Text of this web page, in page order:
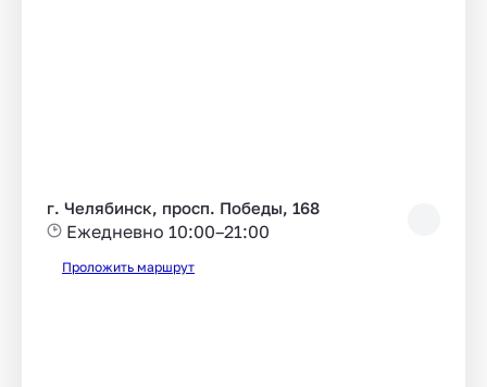
г. Челябинск, просп. Победы, 168
Ежедневно 10:00–21:00
Проложить маршрут